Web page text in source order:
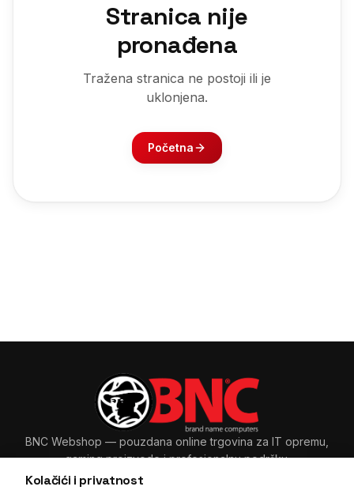
Kolačići i privatnost
Stranica nije
pronađena
Tražena stranica ne postoji ili je
uklonjena.
Početna
BNC Webshop — pouzdana online trgovina za IT opremu,
gaming proizvode i profesionalnu podršku.